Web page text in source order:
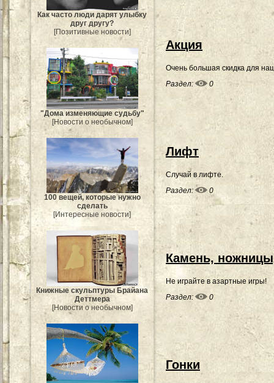
Как часто люди дарят улыбку
друг другу?
[Позитивные новости]
"Дома изменяющие судьбу"
[Новости о необычном]
100 вещей, которые нужно
сделать
[Интересные новости]
Книжные скульптуры Брайана
Деттмера
[Новости о необычном]
Акция
Очень большая скидка для
Раздел:
0
Лифт
Случай в лифте.
Раздел:
0
Камень,
Не играйте в азартные игры!
Раздел:
0
Гонки